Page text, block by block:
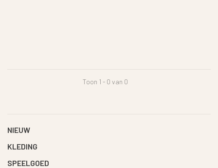
Toon 1 - 0 van 0
NIEUW
KLEDING
SPEELGOED